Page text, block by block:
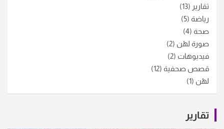
تقارير (13)
رياضة (5)
صحة (4)
صورة لهُن (2)
فيديوهات (2)
قصص صحفية (12)
لهُن (1)
تقارير